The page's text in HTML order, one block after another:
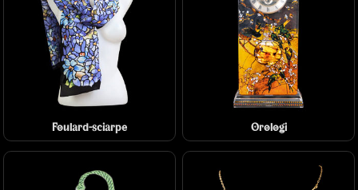
Foulard-sciarpe Orologi